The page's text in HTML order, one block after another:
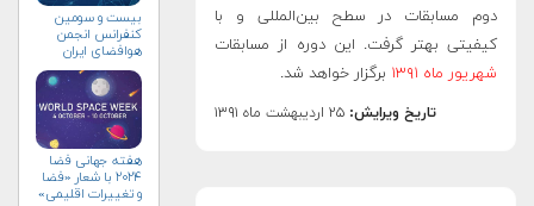
دوم مسابقات در سطح بین‌المللی و با
کیفیتی بهتر گرفت. این دوره از مسابقات
شهریور ماه ۱۳۹۱ برگزار خواهد شد.
تاریخ ویرایش: ۲۵ اردیبهشت ماه ۱۳۹۱
بیست و سومین
کنفرانس انجمن
هوافضای ايران
هفته جهانی فضا
۲۰۲۴ با شعار «فضا
و تغییرات اقلیمی»